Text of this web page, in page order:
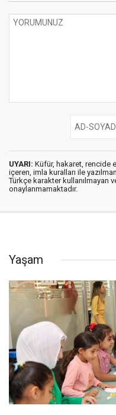
UYARI: Küfür, hakaret, rencide
içeren, imla kuralları ile
Türkçe karakter kullanılmayan
onaylanmamaktadır.
Yaşam